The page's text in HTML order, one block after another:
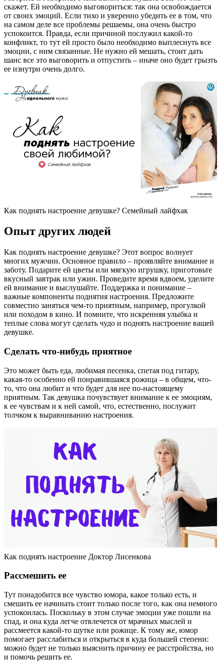
скажет. Ей необходимо выговориться: так она освобождается
от своих эмоций. Если тихо и уверенно убедить ее в том, что
на самом деле все проблемы решаемы, она очень быстро
успокоится. Правда, если причиной послужил какой-то
конфликт, то тут ей просто было необходимо выплеснуть все
эмоции, с ним связанные. Не нужно ей мешать, стоит дать
шанс все это выговорить и отпустить – иначе оно будет грызть
ее изнутри очень долго.
Как поднять настроение девушке? Семейный лайфхак
Опыт других людей
Как поднять настроение девушке? Этот вопрос волнует
многих мужчин. Основное правило – проявляйте внимание и
заботу. Подарите ей цветы или мягкую игрушку, приготовьте
вкусный завтрак или ужин. Проведите время вдвоем, уделите
ей внимание и выслушайте. Поддержка и понимание –
важные компоненты поднятия настроения. Предложите
совместно заняться чем-то приятным, например, прогулкой
или походом в кино. И помните, что искренняя улыбка и
теплые слова могут сделать чудо и поднять настроение вашей
девушке.
Сделать что-нибудь приятное
Это может быть еда, любимая песенка, спетая под гитару,
какая-то особенно ей понравившаяся рожица – в общем, что-
то, что она любит и что будет для нее по-настоящему
приятным. Так девушка почувствует внимание к ее эмоциям,
к ее чувствам и к ней самой, что, естественно, послужит
толчком к выравниванию настроения.
Как поднять настроение Доктор Лисенкова
Рассмешить ее
Тут понадобится все чувство юмора, какое только есть, и
смешить ее начинать стоит только после того, как она немного
успокоилась. Поскольку в этом случае эмоции уже пошли на
спад, и она куда легче отвлечется от мрачных мыслей и
рассмеется какой-то шутке или рожице. К тому же, юмор
помогает расслабиться и открыться в куда большей степени:
можно будет не только выяснить причину ее расстройства, но
и помочь решить ее.